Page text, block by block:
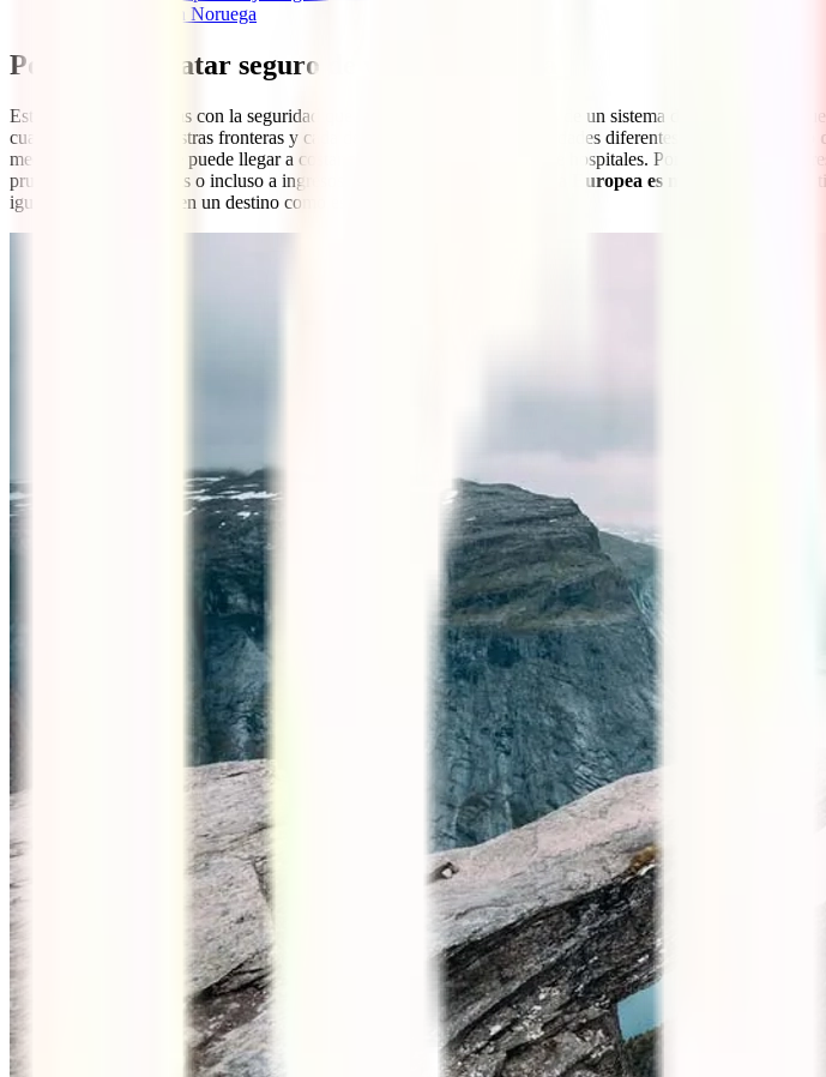
Salud en Noruega
Por qué contratar seguro de viaje a Noruega
Estando en casa cuentas con la seguridad que te da el saber que dispones de un sistema de salud público
cuando dejas atrás nuestras fronteras y cada destino tiene unas particularidades diferentes.
Noruega es
medianamente grave te puede llegar a costar miles de euros en facturas de hospitales. Por ello, se hace
pruebas, visitas médicas o incluso a ingresos, ya que
la Tarjeta Sanitaria Europea es muy limitada
y no
igualmente (y mucho, en un destino como este).